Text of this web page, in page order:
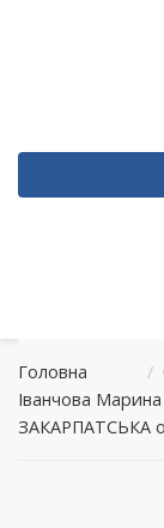
Головна /
Іванчова Марина
ЗАКАРПАТСЬКА